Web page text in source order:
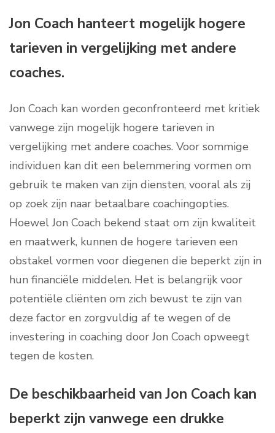
Jon Coach hanteert mogelijk hogere
tarieven in vergelijking met andere
coaches.
Jon Coach kan worden geconfronteerd met kritiek
vanwege zijn mogelijk hogere tarieven in
vergelijking met andere coaches. Voor sommige
individuen kan dit een belemmering vormen om
gebruik te maken van zijn diensten, vooral als zij
op zoek zijn naar betaalbare coachingopties.
Hoewel Jon Coach bekend staat om zijn kwaliteit
en maatwerk, kunnen de hogere tarieven een
obstakel vormen voor diegenen die beperkt zijn in
hun financiële middelen. Het is belangrijk voor
potentiële cliënten om zich bewust te zijn van
deze factor en zorgvuldig af te wegen of de
investering in coaching door Jon Coach opweegt
tegen de kosten.
De beschikbaarheid van Jon Coach kan
beperkt zijn vanwege een drukke